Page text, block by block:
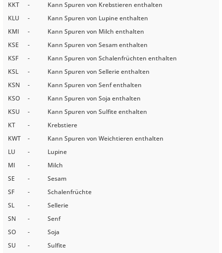
KKT
-
Kann Spuren von Krebstieren enthalten
KLU
-
Kann Spuren von Lupine enthalten
KMI
-
Kann Spuren von Milch enthalten
KSE
-
Kann Spuren von Sesam enthalten
KSF
-
Kann Spuren von Schalenfrüchten enthalten
KSL
-
Kann Spuren von Sellerie enthalten
KSN
-
Kann Spuren von Senf enthalten
KSO
-
Kann Spuren von Soja enthalten
KSU
-
Kann Spuren von Sulfite enthalten
KT
-
Krebstiere
KWT
-
Kann Spuren von Weichtieren enthalten
LU
-
Lupine
MI
-
Milch
SE
-
Sesam
SF
-
Schalenfrüchte
SL
-
Sellerie
SN
-
Senf
SO
-
Soja
SU
- Sulfite